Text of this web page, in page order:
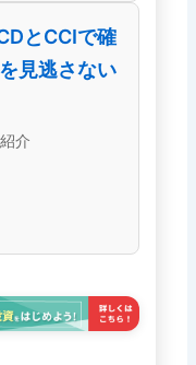
とCCIで確
見逃さない
介